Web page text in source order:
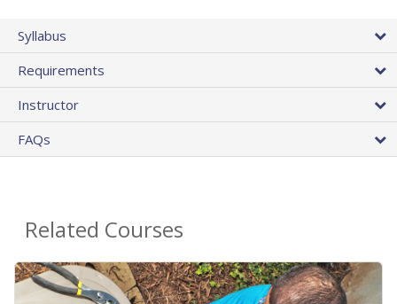
Syllabus
Requirements
Instructor
FAQs
Related Courses